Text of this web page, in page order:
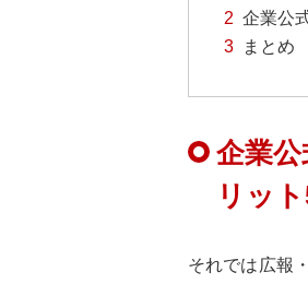
企業公
まとめ
企業
リッ
それでは広報